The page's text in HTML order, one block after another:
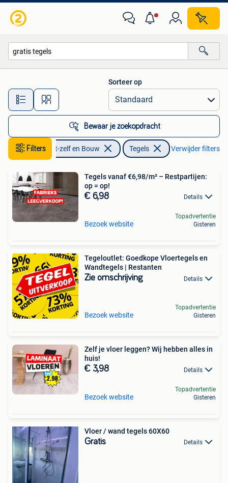
Alle afstanden…
Sorteer op
Bewaar je zoekopdracht
Filters
Doe-het-zelf en Bouw Tegels Verwijder filters
Tegels vanaf €6,98/m² – Restpartijen:
op = op!
€ 6,98 Details
Bezoek website
Topadvertentie
Gisteren
Tegeloutlet: Goedkope Vloertegels en
Wandtegels | Restanten
Zie omschrijving Details
Bezoek website
Topadvertentie
Gisteren
Zelf je vloer leggen? Wij hebben alles in
huis!
€ 3,98 Details
Bezoek website
Topadvertentie
Gisteren
Vloer / wand tegels 60X60
Gratis Details